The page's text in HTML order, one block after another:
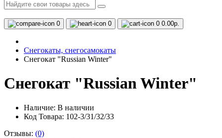
0 0 0 0.00р.
Снегокаты, снегосамокаты
Снегокат "Russian Winter"
Снегокат "Russian Winter"
Наличие: В наличии
Код Товара: 102-3/31/32/33
Отзывы: (0)